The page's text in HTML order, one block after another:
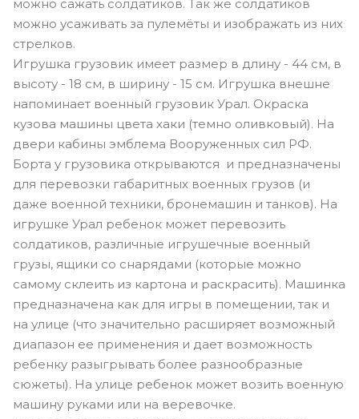
Джип можно катать на улице, тащить за веревочку,
играть с ним в песочнице. Открывающихся частей
нет. Салон доступен через окна, поэтому внутрь
можно сажать солдатиков. Так же солдатиков
можно усаживать за пулемёты и изображать из них
стрелков.
Игрушка грузовик имеет размер в длину - 44 см, в
высоту - 18 см, в ширину - 15 см. Игрушка внешне
напоминает военный грузовик Урал. Окраска
кузова машины цвета хаки (темно оливковый). На
двери кабины эмблема Вооруженных сил РФ.
Борта у грузовика открываются и предназначены
для перевозки габаритных военных грузов (и
даже военной техники, бронемашин и танков). На
игрушке Урал ребенок может перевозить
солдатиков, различные игрушечные военный
грузы, ящики со снарядами (которые можно
самому склеить из картона и раскрасить). Машинка
предназначена как для игры в помещении, так и
на улице (что значительно расширяет возможный
диапазон ее применения и дает возможность